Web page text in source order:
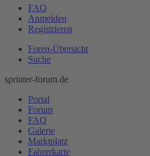
FAQ
Anmelden
Registrieren
Foren-Übersicht
Suche
sprinter-forum.de
Portal
Forum
FAQ
Galerie
Marktplatz
Fahrerkarte